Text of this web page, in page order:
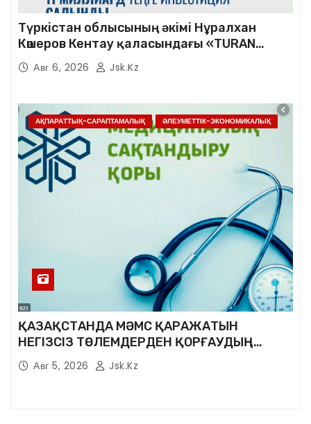
Түркістан облысының әкімі Нұралхан
Көшеров Кентау қаласындағы «TURAN
SHENHUA» зауытының жұмысымен
танысты
Авг 6, 2026 Jsk.kz
АҚПАРАТТЫҚ-САРАПТАМАЛЫҚ ӘЛЕУМЕТТІК-ЭКОНОМИКАЛЫҚ
ҚАЗАҚСТАНДА МӘМС ҚАРАЖАТЫН
НЕГІЗСІЗ ТӨЛЕМДЕРДЕН ҚОРҒАУДЫҢ
ЖАҢА ЖҮЙЕСІ ҚҰРЫЛУДА
Авг 5, 2026 Jsk.kz